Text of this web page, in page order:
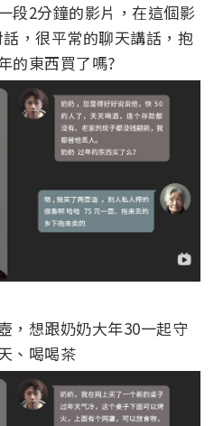
段2分鐘的影片，在這個影
，很平常的聊天講話，抱
的東西買了嗎?
，想跟奶奶大年30一起守
、喝喝茶